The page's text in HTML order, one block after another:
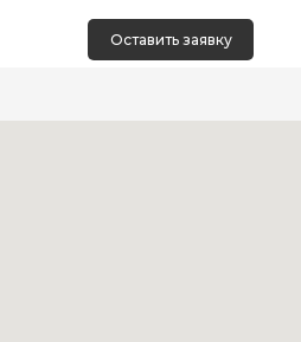
Оставить заявку